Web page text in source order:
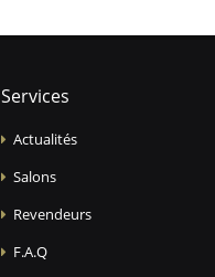
Services
Actualités
Salons
Revendeurs
F.A.Q